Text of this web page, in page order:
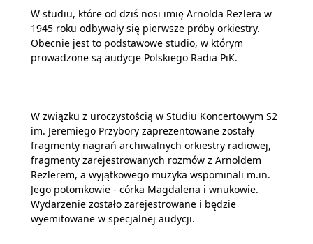
W studiu, które od dziś nosi imię Arnolda Rezlera w
1945 roku odbywały się pierwsze próby orkiestry.
Obecnie jest to podstawowe studio, w którym
prowadzone są audycje Polskiego Radia PiK.
W związku z uroczystością w Studiu Koncertowym S2
im. Jeremiego Przybory zaprezentowane zostały
fragmenty nagrań archiwalnych orkiestry radiowej,
fragmenty zarejestrowanych rozmów z Arnoldem
Rezlerem, a wyjątkowego muzyka wspominali m.in.
Jego potomkowie - córka Magdalena i wnukowie.
Wydarzenie zostało zarejestrowane i będzie
wyemitowane w specjalnej audycji.